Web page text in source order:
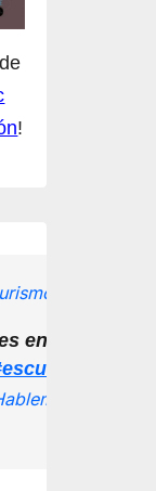
!
en los que
de